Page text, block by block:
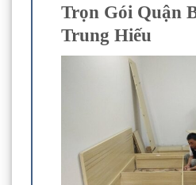
Trọn Gói Quận
Trung Hiếu